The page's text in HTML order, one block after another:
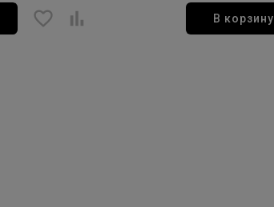
В корзину